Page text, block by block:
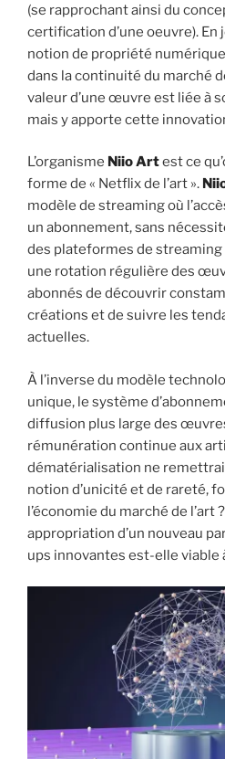
(se rapprochant ainsi du
certification d’une oeuvre).
notion de propriété
dans la continuité du marché
valeur d’une œuvre est liée à
mais y apporte cette
L’organisme Niio Artest ce
forme de « Netflix de l’art ».
modèle de streaming où
un abonnement, sans
des plateformes de streaming
une rotation régulière des
abonnés de découvrir
créations et de suivre les
actuelles.
À l’inverse du modèle
unique, le système
diffusion plus large des
rémunération continue aux
dématérialisation ne
notion d’unicité et de rareté,
l’économie du marché de l’art
appropriation d’un nouveau
ups innovantes est-elle viable